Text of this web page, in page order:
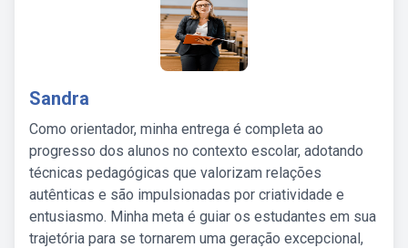
Sandra
Como orientador, minha entrega é completa ao
progresso dos alunos no contexto escolar, adotando
técnicas pedagógicas que valorizam relações
autênticas e são impulsionadas por criatividade e
entusiasmo. Minha meta é guiar os estudantes em sua
trajetória para se tornarem uma geração excepcional,